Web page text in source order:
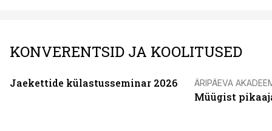
KONVERENTSID JA KOOLITUSED
Jaekettide külastusseminar 2026 ÄRIPÄEVA
Müügist